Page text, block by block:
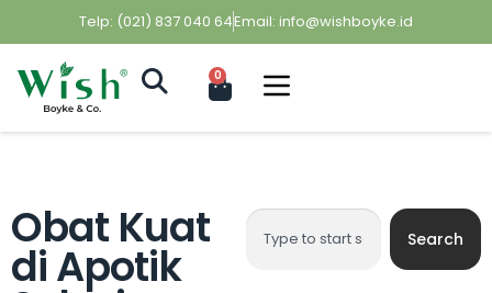
Telp: (021) 837 040 64Email: info@wishboyke.id
0
Search
Obat Kuat
di Apotik